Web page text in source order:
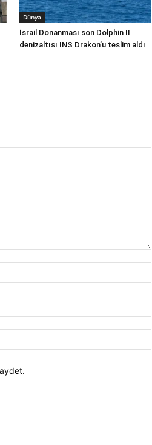
Dünya
İsrail Donanması son Dolphin II
denizaltısı INS Drakon’u teslim aldı